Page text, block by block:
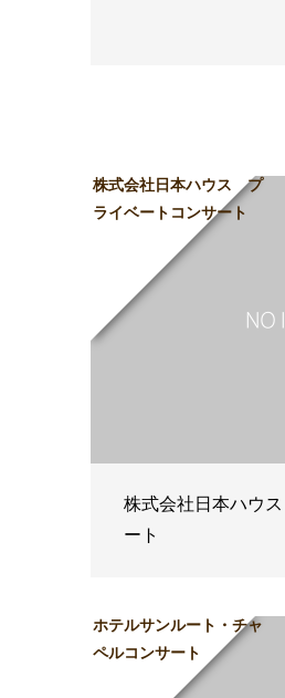
株式会社日本ハウス プ
ライベートコンサート
株式会社日本ハウ
ート
ホテルサンルート・チャ
ペルコンサート